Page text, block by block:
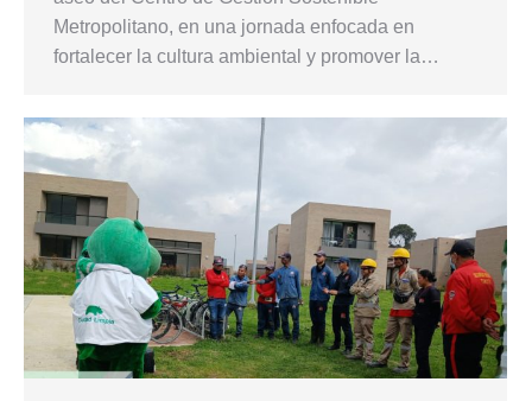
Metropolitano, en una jornada enfocada en
fortalecer la cultura ambiental y promover la…